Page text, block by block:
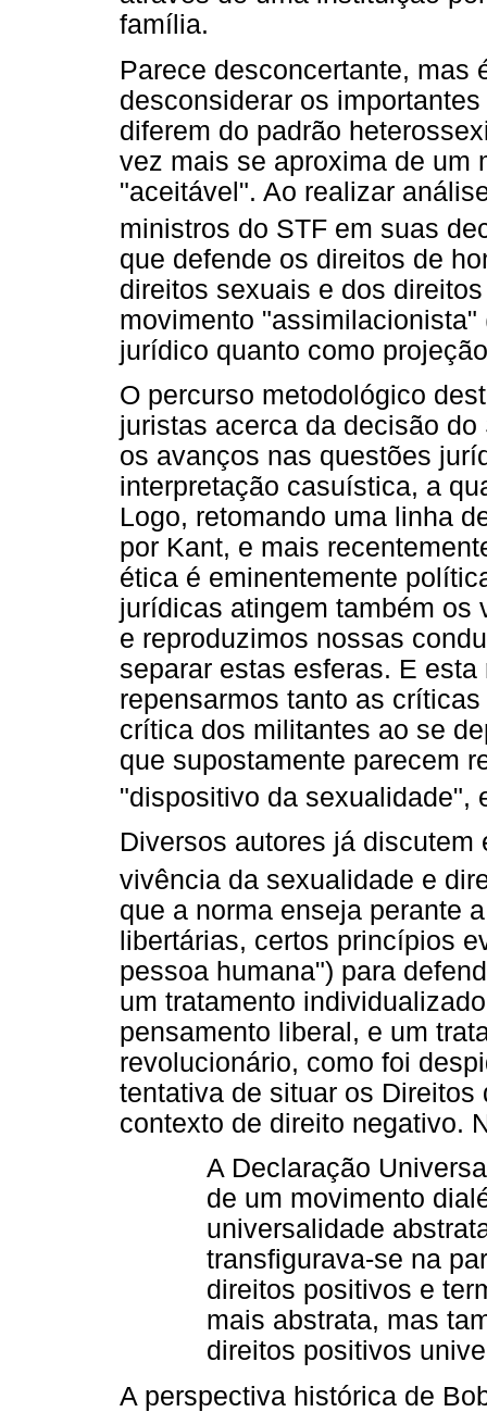
família.
Parece desconcertante, mas
desconsiderar os
diferem do padrão
vez mais se aproxima de um
"aceitável". Ao realizar
ministros do STF em suas
que defende os direitos de
direitos sexuais e dos
movimento
jurídico quanto como
O percurso metodológico
juristas acerca da decisão
os avanços nas questões
interpretação casuística, a
Logo, retomando uma linha
por Kant, e mais
ética é eminentemente
jurídicas atingem também os
e reproduzimos nossas
separar estas esferas. E
repensarmos tanto as
crítica dos militantes ao se
que supostamente parecem
"dispositivo da sexualidade",
Diversos autores já
vivência da sexualidade e
que a norma enseja perante
libertárias, certos princípios
pessoa humana") para
um tratamento
pensamento liberal, e um
revolucionário, como foi
tentativa de situar os
contexto de direito negativo.
A Declaração
de um movimento
universalidade
transfigurava-se na
direitos positivos e
mais abstrata, mas
direitos positivos
A perspectiva histórica de